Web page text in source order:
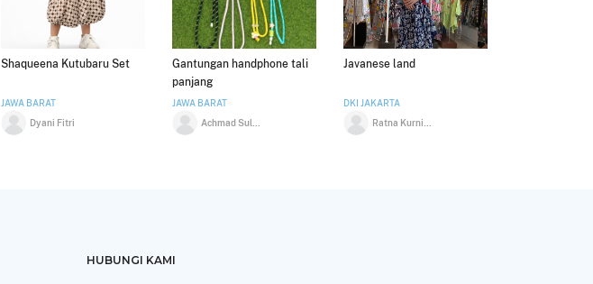
Shaqueena Kutubaru Set
JAWA BARAT
Dyani Fitri
Gantungan handphone tali
panjang
JAWA BARAT
Javanese land
DKI JAKARTA
HUBUNGI KAMI